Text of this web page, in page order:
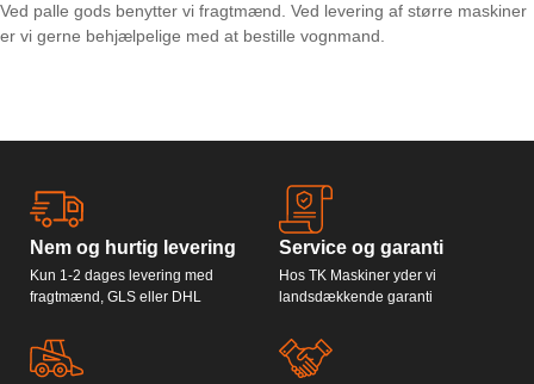
Ved palle gods benytter vi fragtmænd. Ved levering af større maskiner
er vi gerne behjælpelige med at bestille vognmand.
Nem og hurtig levering
Kun 1-2 dages levering med
fragtmænd, GLS eller DHL
Service og garanti
Hos TK Maskiner yder vi
landsdækkende garanti